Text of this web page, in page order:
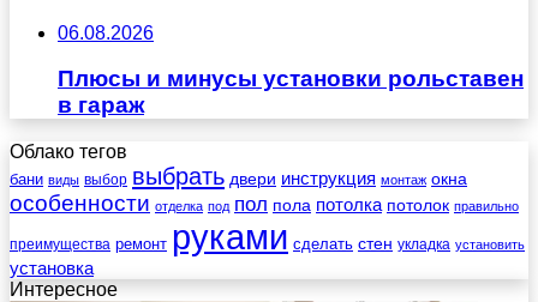
06.08.2026
Плюсы и минусы установки рольставен
в гараж
Облако тегов
бани виды выбор выбрать двери инструкция монтаж окна
особенности отделка под пол пола потолка потолок правильно
преимущества ремонт руками сделать стен укладка установить
установка
Интересное